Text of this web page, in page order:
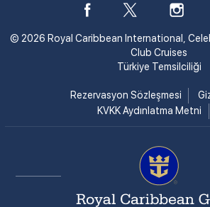
© 2026 Royal Caribbean International,
Club Cruises
Türkiye Temsilciliği
Rezervasyon Sözleşmesi
KVKK Aydınlatma Metni